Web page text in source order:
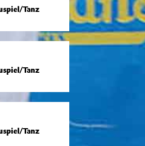
Tanz
Tanz
Tanz